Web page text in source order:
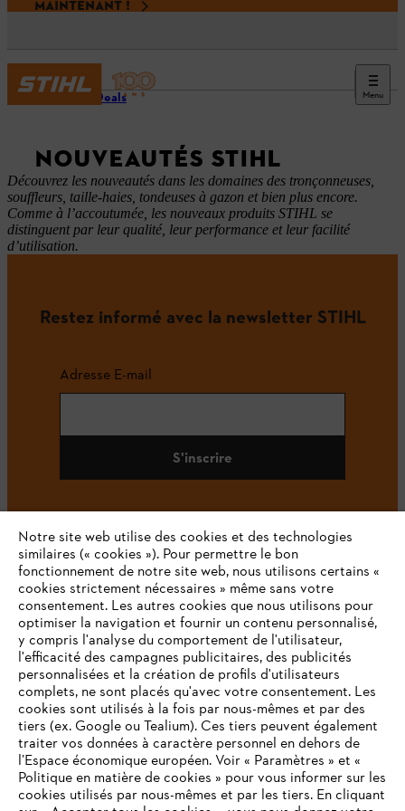
MAINTENANT !
Menu
STIHL Deals
NOUVEAUTÉS STIHL
Découvrez les nouveautés dans les domaines des tronçonneuses,
souffleurs, taille-haies, tondeuses à gazon et bien plus encore.
Comme à l’accoutumée, les nouveaux produits STIHL se
distinguent par leur qualité, leur performance et leur facilité
d’utilisation.
Restez informé avec la newsletter STIHL
Adresse E-mail
S'inscrire
#STIHL
L'Entreprise
STIHL FAQ
Notre site web utilise des cookies et des technologies
similaires (« cookies »). Pour permettre le bon
fonctionnement de notre site web, nous utilisons certains «
cookies strictement nécessaires » même sans votre
consentement. Les autres cookies que nous utilisons pour
optimiser la navigation et fournir un contenu personnalisé,
y compris l'analyse du comportement de l'utilisateur,
l'efficacité des campagnes publicitaires, des publicités
personnalisées et la création de profils d'utilisateurs
complets, ne sont placés qu'avec votre consentement. Les
cookies sont utilisés à la fois par nous-mêmes et par des
tiers (ex. Google ou Tealium). Ces tiers peuvent également
traiter vos données à caractère personnel en dehors de
l’Espace économique européen. Voir « Paramètres » et «
Politique en matière de cookies » pour vous informer sur les
cookies utilisés par nous-mêmes et par les tiers. En cliquant